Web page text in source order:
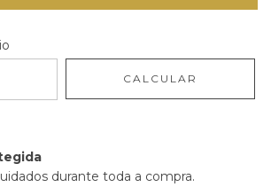
CALCULAR
durante toda a compra.